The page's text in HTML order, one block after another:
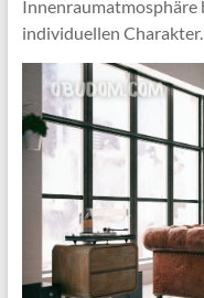
Innenraumatmosphäre
individuellen Charakter.